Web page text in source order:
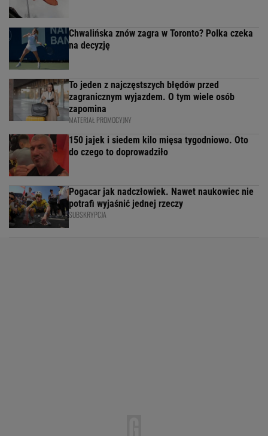
Chwalińska znów zagra w Toronto? Polka czeka
na decyzję
To jeden z najczęstszych błędów przed
zagranicznym wyjazdem. O tym wiele osób
zapomina
MATERIAŁ PROMOCYJNY
150 jajek i siedem kilo mięsa tygodniowo. Oto
do czego to doprowadziło
Pogacar jak nadczłowiek. Nawet naukowiec nie
potrafi wyjaśnić jednej rzeczy
SUBSKRYPCJA